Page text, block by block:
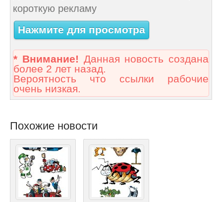
короткую рекламу
Нажмите для просмотра
* Внимание! Данная новость создана
более 2 лет назад.
Вероятность что ссылки рабочие
очень низкая.
Похожие новости